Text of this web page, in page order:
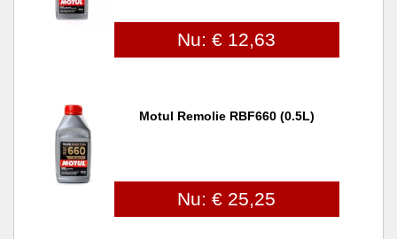
Nu: € 12,63
Motul Remolie RBF660 (0.5L)
Nu: € 25,25